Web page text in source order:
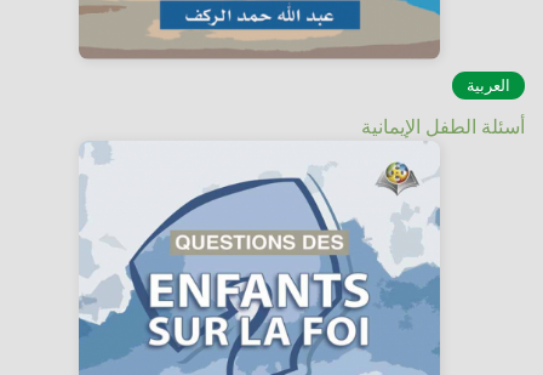
العربية
أسئلة الطفل الإيمانية